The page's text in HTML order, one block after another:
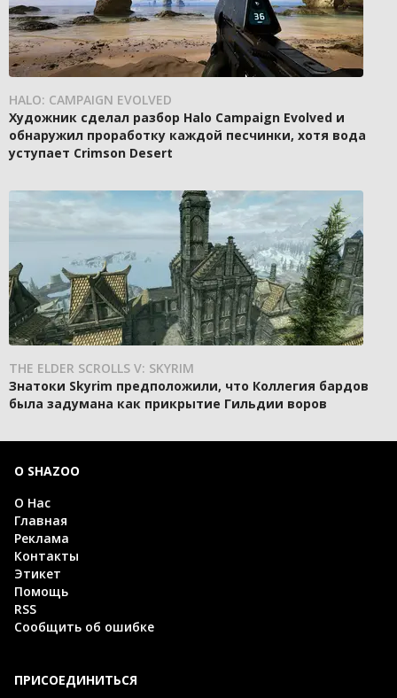
HALO: CAMPAIGN EVOLVED
Художник сделал разбор Halo Campaign Evolved и
обнаружил проработку каждой песчинки, хотя вода
уступает Crimson Desert
THE ELDER SCROLLS V: SKYRIM
Знатоки Skyrim предположили, что Коллегия бардов
была задумана как прикрытие Гильдии воров
О SHAZOO
О Нас
Главная
Реклама
Контакты
Этикет
Помощь
RSS
Сообщить об ошибке
ПРИСОЕДИНИТЬСЯ